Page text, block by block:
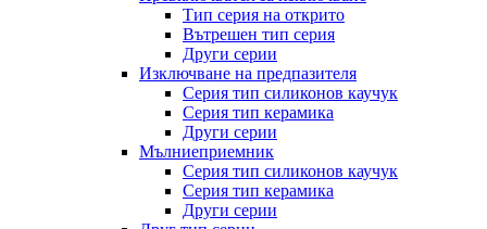
Тип серия на открито
Вътрешен тип серия
Други серии
Изключване на предпазителя
Серия тип силиконов каучук
Серия тип керамика
Други серии
Мълниеприемник
Серия тип силиконов каучук
Серия тип керамика
Други серии